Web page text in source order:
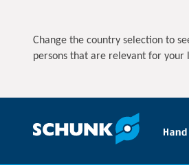
Change the country selection to
persons that are relevant for your